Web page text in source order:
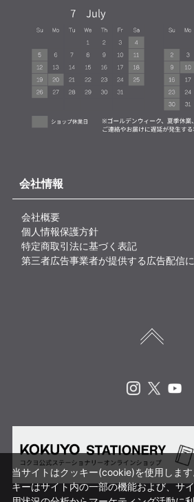
会社情報
会社概要
個人情報保護方針
特定商取引法に基づく表記
第三者広告事業者が提供する広告配信
当サイトはクッキー(cookie)を使用します
キーはサイト内の一部の機能および、サ